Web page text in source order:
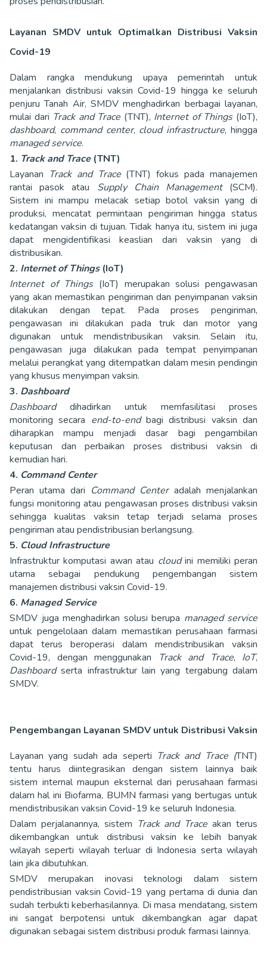
Layanan SMDV untuk Optimalkan Distribusi Vaksin
Covid-19
Dalam rangka mendukung upaya pemerintah untuk
menjalankan distribusi vaksin Covid-19 hingga ke seluruh
penjuru Tanah Air, SMDV menghadirkan berbagai layanan,
mulai dari Track and Trace (TNT), Internet of Things(IoT),
dashboard, command center, cloud infrastructure, hingga
managed service.
1. Track and Trace(TNT)
Layanan Track and Trace (TNT) fokus pada manajemen
rantai pasok atau Supply Chain Management(SCM).
Sistem ini mampu melacak setiap botol vaksin yang di
produksi, mencatat permintaan pengiriman hingga status
kedatangan vaksin di tujuan. Tidak hanya itu, sistem ini juga
dapat mengidentifikasi keaslian dari vaksin yang di
distribusikan.
2. Internet of Things(IoT)
Internet of Things(IoT) merupakan solusi pengawasan
yang akan memastikan pengiriman dan penyimpanan vaksin
dilakukan dengan tepat. Pada proses pengiriman,
pengawasan ini dilakukan pada truk dan motor yang
digunakan untuk mendistribusikan vaksin. Selain itu,
pengawasan juga dilakukan pada tempat penyimpanan
melalui perangkat yang ditempatkan dalam mesin pendingin
yang khusus menyimpan vaksin.
3. Dashboard
Dashboarddihadirkan untuk memfasilitasi proses
monitoring secara end-to-endbagi distribusi vaksin dan
diharapkan mampu menjadi dasar bagi pengambilan
keputusan dan perbaikan proses distribusi vaksin di
kemudian hari.
4. Command Center
Peran utama dari Command Centeradalah menjalankan
fungsi monitoring atau pengawasan proses distribusi vaksin
sehingga kualitas vaksin tetap terjadi selama proses
pengiriman atau pendistribusian berlangsung.
5. Cloud Infrastructure
Infrastruktur komputasi awan atau cloudini memiliki peran
utama sebagai pendukung pengembangan sistem
manajemen distribusi vaksin Covid-19.
6. Managed Service
SMDV juga menghadirkan solusi berupa managed service
untuk pengelolaan dalam memastikan perusahaan farmasi
dapat terus beroperasi dalam mendistribusikan vaksin
Covid-19, dengan menggunakan
Track and Trace, IoT,
Dashboardserta infrastruktur lain yang tergabung dalam
SMDV.
Pengembangan Layanan SMDV untuk Distribusi Vaksin
Layanan yang sudah ada seperti Track and Trace (TNT)
tentu harus diintegrasikan dengan sistem lainnya baik
sistem internal maupun eksternal dari perusahaan farmasi
dalam hal ini Biofarma, BUMN farmasi yang bertugas untuk
mendistribusikan vaksin Covid-19 ke seluruh Indonesia.
Dalam perjalanannya, sistem Track and Trace akan terus
dikembangkan untuk distribusi vaksin ke lebih banyak
wilayah seperti wilayah terluar di Indonesia serta wilayah
lain jika dibutuhkan.
SMDV merupakan inovasi teknologi dalam sistem
pendistribusian vaksin Covid-19 yang pertama di dunia dan
sudah terbukti keberhasilannya. Di masa mendatang, sistem
ini sangat berpotensi untuk dikembangkan agar dapat
digunakan sebagai sistem distribusi produk farmasi lainnya.